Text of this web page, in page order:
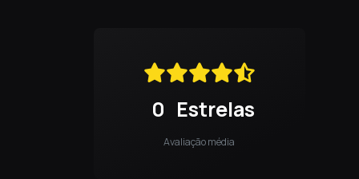
0 Estrelas
Avaliação média